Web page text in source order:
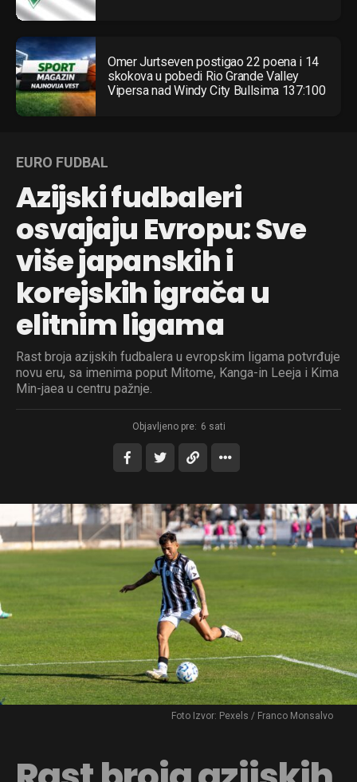
Omer Jurtseven postigao 22 poena i 14
skokova u pobedi Rio Grande Valley
Vipersa nad Windy City Bullsima 137:100
EURO FUDBAL
Azijski fudbaleri
osvajaju Evropu: Sve
više japanskih i
korejskih igrača u
elitnim ligama
Rast broja azijskih fudbalera u evropskim ligama potvrđuje
novu eru, sa imenima poput Mitome, Kanga-in Leeja i Kima
Min-jaea u centru pažnje.
Objavljeno pre: 6 sati
Foto Izvor: Pexels / Franco Monsalvo